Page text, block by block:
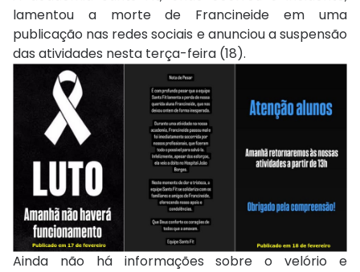
lamentou a morte de Francineide em uma
publicação nas redes sociais e anunciou a suspensão
das atividades nesta terça-feira (18).
Ainda não há informações sobre o velório e